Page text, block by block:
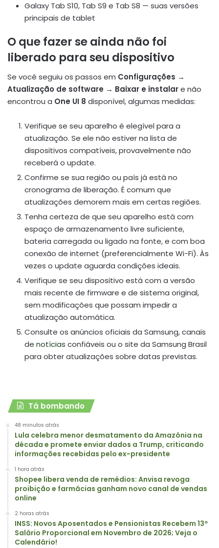
Galaxy Tab S10, Tab S9 e Tab S8 — suas versões
principais de tablet
O que fazer se ainda não foi
liberado para seu dispositivo
Se você seguiu os passos em Configurações →
Atualização de software → Baixar e instalare não
encontrou a One UI 8 disponível, algumas medidas:
Verifique se seu aparelho é elegível para a
atualização. Se ele não estiver na lista de
dispositivos compatíveis, provavelmente não
receberá o update.
Confirme se sua região ou país já está no
cronograma de liberação. É comum que
atualizações demorem mais em certas regiões.
Tenha certeza de que seu aparelho está com
espaço de armazenamento livre suficiente,
bateria carregada ou ligado na fonte, e com boa
conexão de internet (preferencialmente Wi-Fi). Às
vezes o update aguarda condições ideais.
Verifique se seu dispositivo está com a versão
mais recente de firmware e de sistema original,
sem modificações que possam impedir a
atualização automática.
Consulte os anúncios oficiais da Samsung, canais
de notícias confiáveis ou o site da Samsung Brasil
para obter atualizações sobre datas previstas.
Tá bombando
48 minutos atrás
Lula celebra menor desmatamento da Amazônia na
década e promete enviar dados a Trump, criticando
informações recebidas pelo ex-presidente
1 hora atrás
Shopee libera venda de remédios: Anvisa revoga
proibição e farmácias ganham novo canal de vendas
online
2 horas atrás
INSS: Novos Aposentados e Pensionistas Recebem 13º
Salário Proporcional em Novembro de 2026; Veja o
Calendário!